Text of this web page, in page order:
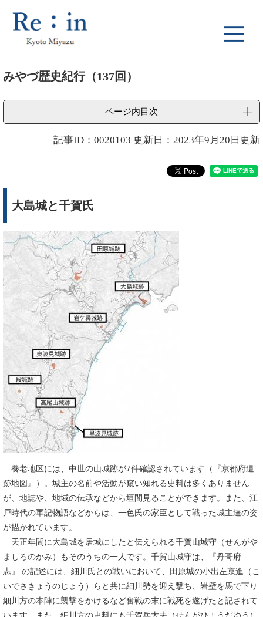
で
。
ば
て
文
みやづ歴史紀行（137回）
ページ内目次
記事ID：0020103 更新日：2023年9月20日更新
大島城と千賀氏
養老地区には、中世の山城跡が7件確認されています（『京都府遺
跡地図』）。城主の名前や活動が窺い知れる史料は多くありません
が、地誌や、地域の伝承などから垣間見ることができます。また、江
戸時代の軍記物語などからは、一色氏の家臣として戦った城主達の姿
が描かれています。
天正年間に大島城を居城にしたと伝えられる千賀山城守（せんがや
ましろのかみ）もそのうちの一人です。千賀山城守は、『丹哥府
志』 の記述には、細川氏との戦いにおいて、田原城の小出左京進（こ
いでさきょうのじょう）らと共に細川勢を迎え撃ち、岩壁を馬で下り
細川方の本陣に襲撃をかけるなど奮戦の末に戦死を遂げたと記されて